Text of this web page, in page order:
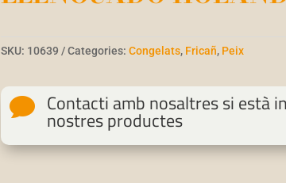
SKU: 10639 Categories:Congelats, Fricañ, Peix
 Contacti amb nosaltres si està
nostres productes